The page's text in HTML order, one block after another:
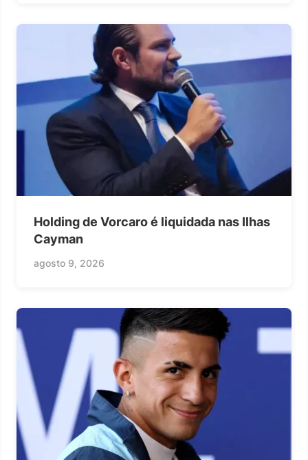
Holding de Vorcaro é liquidada nas Ilhas
Cayman
agosto 9, 2026